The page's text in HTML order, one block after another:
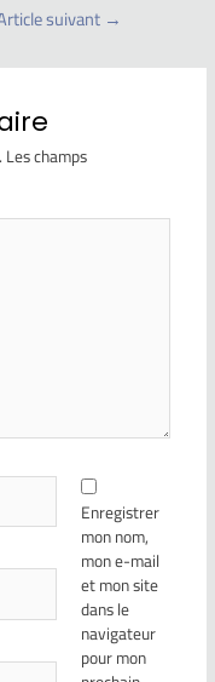
suivant →
Les champs
Enregistrer
mon nom,
mon e-mail
et mon site
dans le
navigateur
pour mon